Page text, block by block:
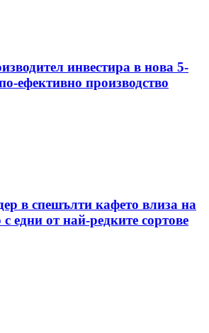
инвестира в нова 5-
ефективно производство
в спешълти кафето влиза на
едни от най-редките сортове